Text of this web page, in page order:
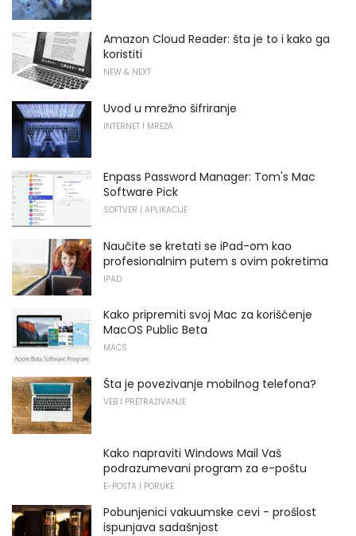
Amazon Cloud Reader: šta je to i kako ga
koristiti
NEW & NEXT
Uvod u mrežno šifriranje
INTERNET I MREŽA
Enpass Password Manager: Tom's Mac
Software Pick
SOFTVER I APLIKACIJE
Naučite se kretati se iPad-om kao
profesionalnim putem s ovim pokretima
IPAD
Kako pripremiti svoj Mac za korišćenje
MacOS Public Beta
MACS
Šta je povezivanje mobilnog telefona?
VEB I PRETRAŽIVANJE
Kako napraviti Windows Mail Vaš
podrazumevani program za e-poštu
E-POŠTA I PORUKE
Pobunjenici vakuumske cevi - prošlost
ispunjava sadašnjost